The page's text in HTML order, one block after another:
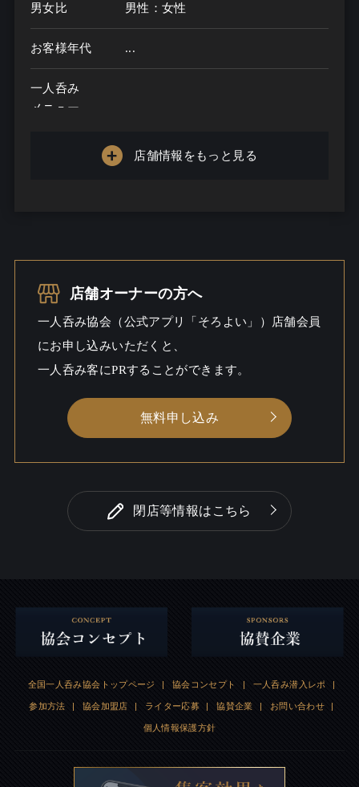
男女比 男性：女性
お客様年代 ...
一人呑み
メニュー
シーン
店舗情報をもっと見る
店舗オーナーの方へ
一人呑み協会（公式アプリ「そろよい」）店舗会員
にお申し込みいただくと、
一人呑み客にPRすることができます。
無料申し込み
閉店等情報はこちら
全国一人呑み協会トップページ | 協会コンセプト | 一人呑み潜入レポ |
参加方法 | 協会加盟店 | ライター応募 | 協賛企業 | お問い合わせ |
個人情報保護方針